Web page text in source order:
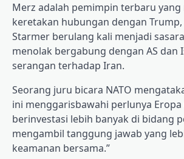
Merz adalah pemimpin terbaru yang
keretakan hubungan dengan
Starmer berulang kali menjadi
menolak bergabung dengan AS dan
serangan terhadap Iran.
Seorang juru bicara NATO
ini menggarisbawahi perlunya
berinvestasi lebih banyak di bidang
mengambil tanggung jawab yang
keamanan bersama.”